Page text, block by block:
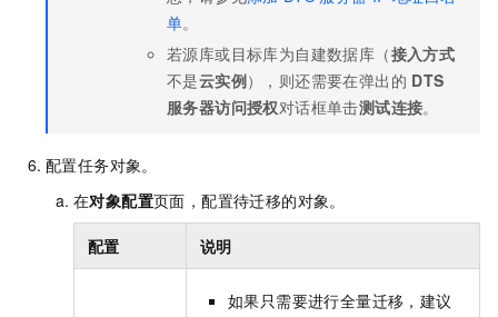
单。
若源库或目标库为自建数据库（接入方式
不是云实例），则还需要在弹出的 DTS
服务器访问授权对话框单击测试连接。
配置任务对象。
在对象配置页面，配置待迁移的对象。
配置 说明
如果只需要进行全量迁移，建议